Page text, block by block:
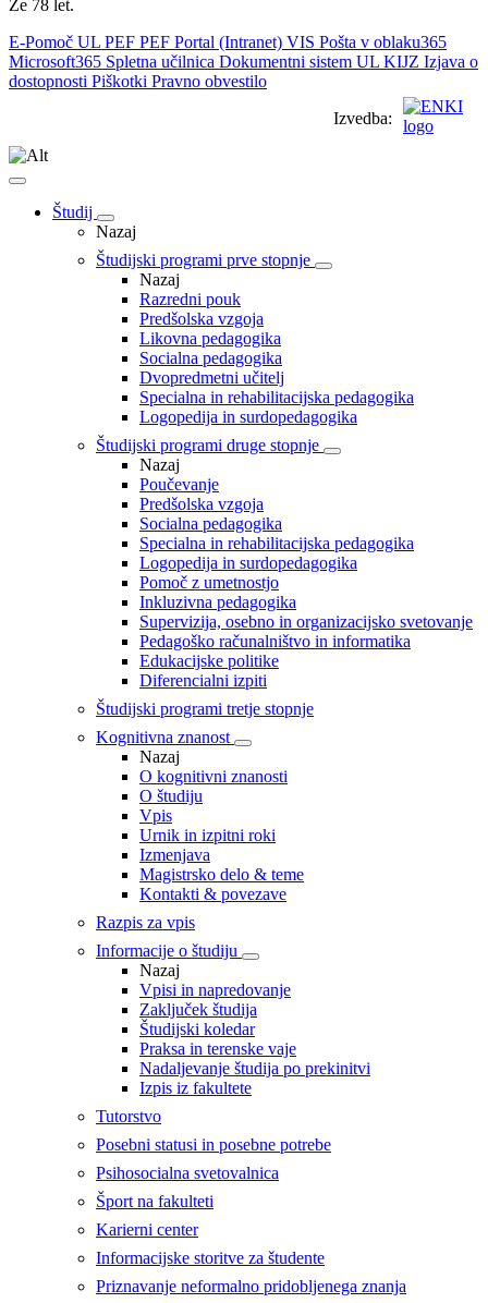
Že 78 let.
E-Pomoč UL PEF PEF Portal (Intranet) VIS Pošta v oblaku365
Microsoft365 Spletna učilnica Dokumentni sistem UL KIJZ Izjava o
dostopnosti Piškotki Pravno obvestilo
Izvedba:
Študij
Nazaj
Študijski programi prve stopnje
Nazaj
Razredni pouk
Predšolska vzgoja
Likovna pedagogika
Socialna pedagogika
Dvopredmetni učitelj
Specialna in rehabilitacijska pedagogika
Logopedija in surdopedagogika
Študijski programi druge stopnje
Nazaj
Poučevanje
Predšolska vzgoja
Socialna pedagogika
Specialna in rehabilitacijska pedagogika
Logopedija in surdopedagogika
Pomoč z umetnostjo
Inkluzivna pedagogika
Supervizija, osebno in organizacijsko svetovanje
Pedagoško računalništvo in informatika
Edukacijske politike
Diferencialni izpiti
Študijski programi tretje stopnje
Kognitivna znanost
Nazaj
O kognitivni znanosti
O študiju
Vpis
Urnik in izpitni roki
Izmenjava
Magistrsko delo & teme
Kontakti & povezave
Razpis za vpis
Informacije o študiju
Nazaj
Vpisi in napredovanje
Zaključek študija
Študijski koledar
Praksa in terenske vaje
Nadaljevanje študija po prekinitvi
Izpis iz fakultete
Tutorstvo
Posebni statusi in posebne potrebe
Psihosocialna svetovalnica
Šport na fakulteti
Karierni center
Informacijske storitve za študente
Priznavanje neformalno pridobljenega znanja